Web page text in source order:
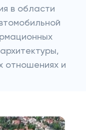
в области
отношениях и